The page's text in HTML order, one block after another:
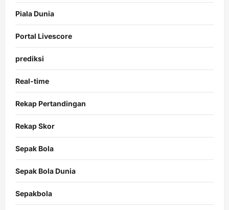
Piala Dunia
Portal Livescore
prediksi
Real-time
Rekap Pertandingan
Rekap Skor
Sepak Bola
Sepak Bola Dunia
Sepakbola